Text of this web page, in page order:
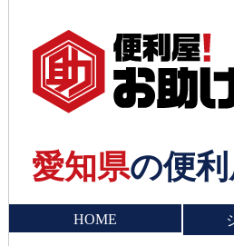
愛知県の便
HOME